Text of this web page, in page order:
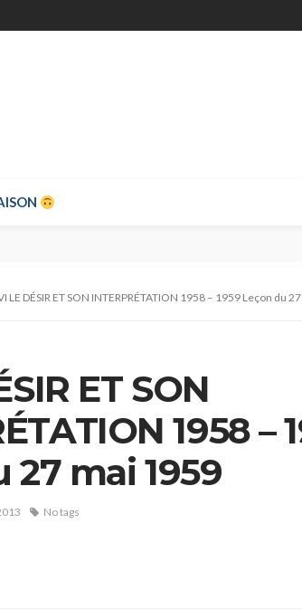
LE DÉSIR ET SON INTERPRÉTATION 1958 – 1959 Leçon du
ET SON
1958 –
27 mai 1959
No tags